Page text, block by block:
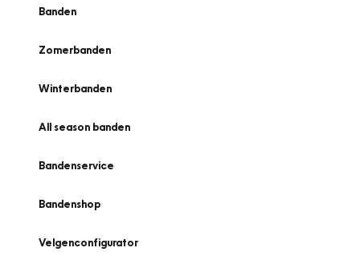
Banden
Zomerbanden
Winterbanden
All season banden
Bandenservice
Bandenshop
Velgenconfigurator